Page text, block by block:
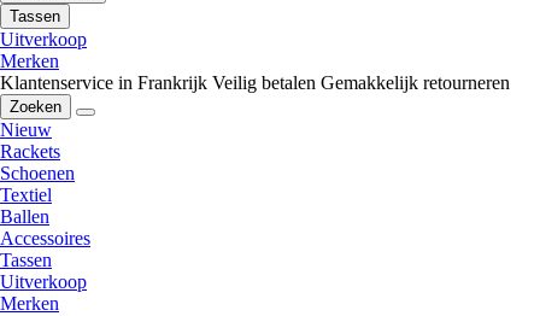
Tassen
Uitverkoop
Merken
Klantenservice in Frankrijk Veilig betalen Gemakkelijk retourneren
Zoeken
Nieuw
Rackets
Schoenen
Textiel
Ballen
Accessoires
Tassen
Uitverkoop
Merken